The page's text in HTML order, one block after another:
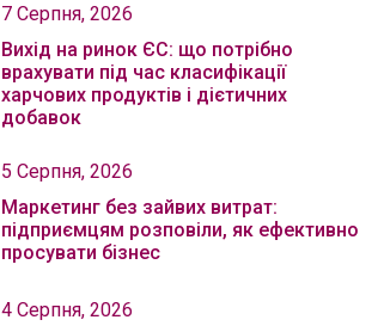
7 Серпня, 2026
Вихід на ринок ЄС: що потрібно
врахувати під час класифікації
харчових продуктів і дієтичних
добавок
5 Серпня, 2026
Маркетинг без зайвих витрат:
підприємцям розповіли, як ефективно
просувати бізнес
4 Серпня, 2026